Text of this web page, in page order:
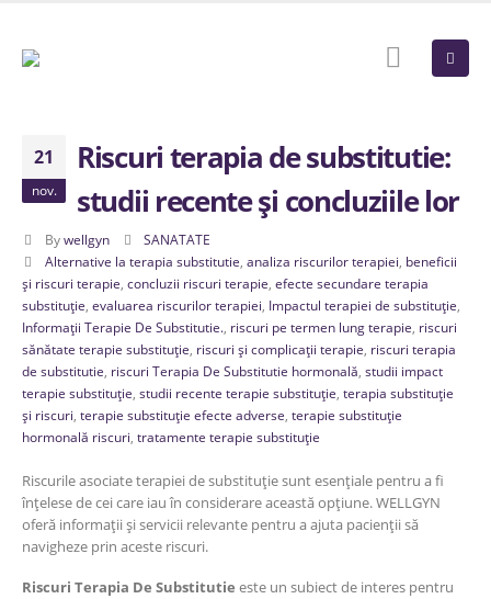
21
nov.
Riscuri terapia de substitutie:
studii recente și concluziile lor
By wellgyn
SANATATE
Alternative la terapia substitutie analiza riscurilor terapiei beneficii
și riscuri terapie concluzii riscuri terapie efecte secundare terapia
substituție evaluarea riscurilor terapiei Impactul terapiei de substituție
Informații Terapie De Substitutie. riscuri pe termen lung terapie riscuri
sănătate terapie substituție riscuri și complicații terapie riscuri terapia
de substitutie riscuri Terapia De Substitutie hormonală studii impact
terapie substituție studii recente terapie substituție terapia substituție
și riscuri terapie substituție efecte adverse terapie substituție
hormonală riscuri tratamente terapie substituție
Riscurile asociate terapiei de substituție sunt esențiale pentru a fi
înțelese de cei care iau în considerare această opțiune. WELLGYN
oferă informații și servicii relevante pentru a ajuta pacienții să
navigheze prin aceste riscuri.
Riscuri Terapia De Substitutie este un subiect de interes pentru